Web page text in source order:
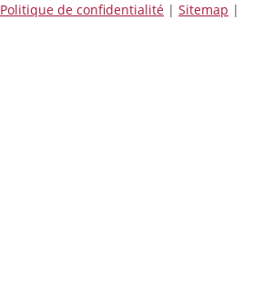
Politique de confidentialité | Sitemap |